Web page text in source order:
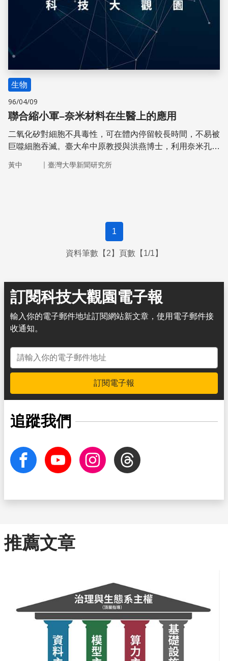
生物
96/04/09
聯合縮小軍–奈米材料在生醫上的應用
二氧化矽對細胞不具毒性，可在體內停留較長時間，不易被
巨噬細胞吞滅。臺大牟中原教授與洪燕博士，利用奈米孔洞
黃中 ｜ 臺灣大學新聞研究所
1
資料筆數【2】頁數【1/1】
訂閱科技大觀園電子報
輸入你的電子郵件地址訂閱網站新文章，使用電子郵件接
收通知。
電子郵件地址
訂閱電子報
追蹤我們
facebook Youtube InstagramThreads
推薦文章